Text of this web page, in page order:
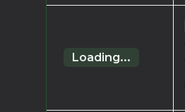
Loading...